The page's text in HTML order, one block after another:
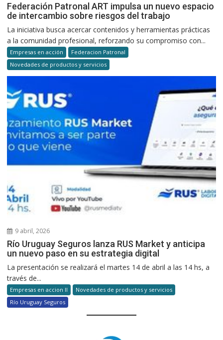
Federación Patronal ART impulsa un nuevo espacio
de intercambio sobre riesgos del trabajo
La iniciativa busca acercar contenidos y herramientas prácticas
a la comunidad profesional, reforzando su compromiso con...
Empresas en acción
Federacion Patronal
Novedades de productos y servicios
9 abril, 2026
Río Uruguay Seguros lanza RUS Market y anticipa
un nuevo paso en su estrategia digital
La presentación se realizará el martes 14 de abril a las 14 hs, a
través de...
Empresas en accion II
Novedades de productos y servicios
Río Uruguay Seguros